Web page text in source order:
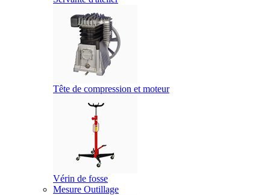
Tête de compression et moteur
Vérin de fosse
Mesure Outillage